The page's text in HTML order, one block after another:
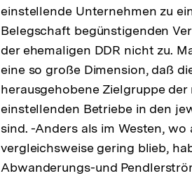
einstellende Unternehmen zu
Belegschaft begünstigenden
der ehemaligen DDR nicht zu.
eine so große Dimension, daß
herausgehobene Zielgruppe
einstellenden Betriebe in den
sind. -Anders als im Westen,
vergleichsweise gering blieb,
Abwanderungs-und